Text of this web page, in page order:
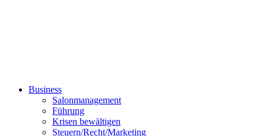
Business
Salonmanagement
Führung
Krisen bewältigen
Steuern/Recht/Marketing